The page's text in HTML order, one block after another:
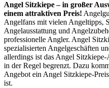
Angel Sitzkiepe – in großer
einem attraktiven Preis!
Angelfans mit vielen Angeltipps,
Angelausstattung und
professionelle Angler. Angel
spezialisierten Angelgeschäften
allerdings ist das Angel
in der Regel begrenzt. Dazu
Angebot ein Angel Sitzkiepe-
ist.